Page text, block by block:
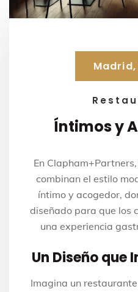
Madrid,
Íntimos y
En
combinan el estilo
íntimo y acogedor,
diseñado para que los
una experiencia
Un Diseño que
Imagina un